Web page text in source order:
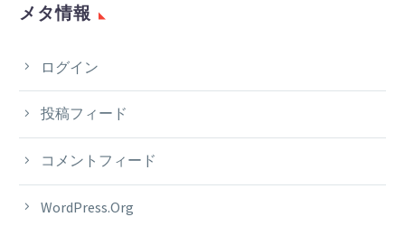
メタ情報
ログイン
投稿フィード
コメントフィード
WordPress.org